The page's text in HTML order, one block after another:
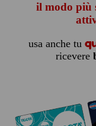
il modo più
usa anche tu
ricevere